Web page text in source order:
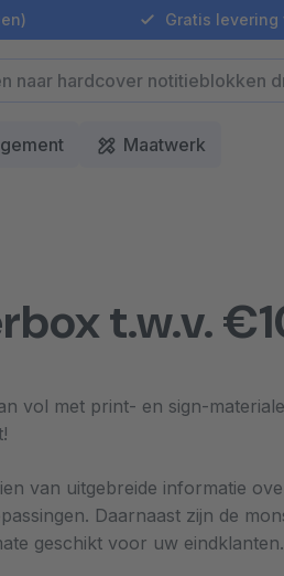
Gratis
Maatwerk
t.w.v.
vol met print- en sign-
van uitgebreide informatie
Daarnaast zijn de
geschikt voor uw eindklanten.